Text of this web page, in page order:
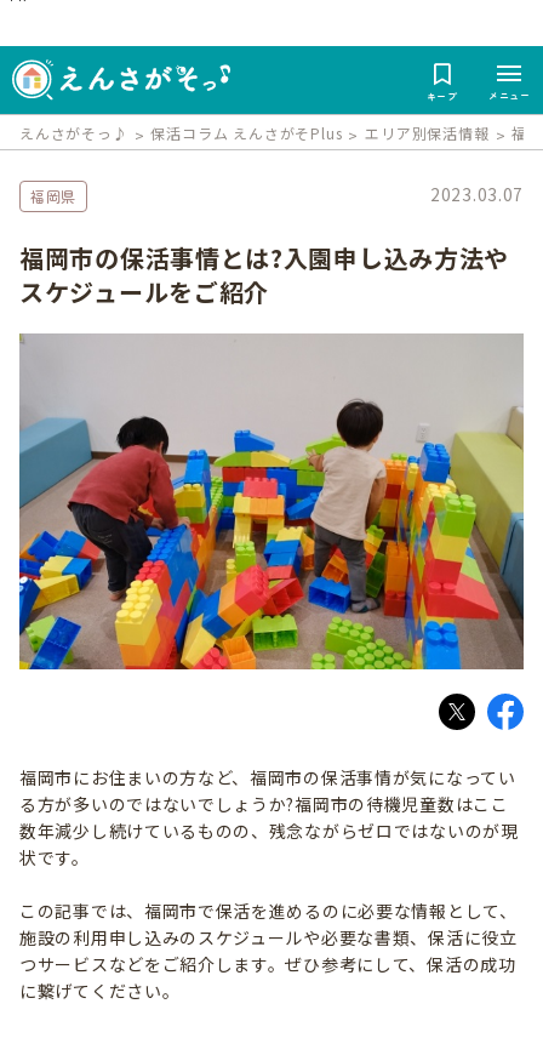
キープ メニュー
えんさがそっ♪ 保活コラム えんさがそPlus エリア別保活情報 福
福岡県 2023.03.07
福岡市の保活事情とは?入園申し込み方法や
スケジュールをご紹介
福岡市にお住まいの方など、福岡市の保活事情が気になってい
る方が多いのではないでしょうか?福岡市の待機児童数はここ
数年減少し続けているものの、残念ながらゼロではないのが現
状です。
この記事では、福岡市で保活を進めるのに必要な情報として、
施設の利用申し込みのスケジュールや必要な書類、保活に役立
つサービスなどをご紹介します。ぜひ参考にして、保活の成功
に繋げてください。